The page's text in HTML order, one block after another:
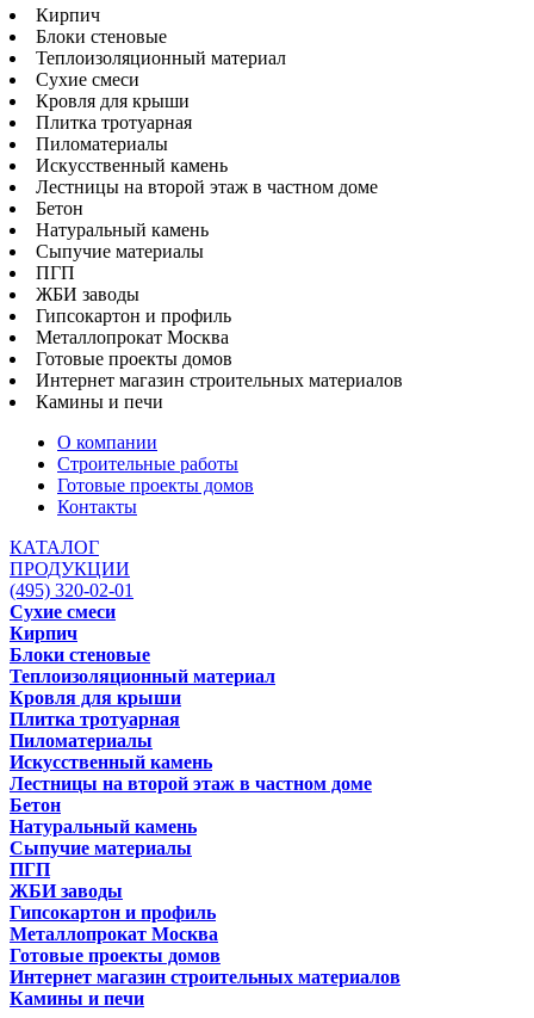
Кирпич
Блоки стеновые
Теплоизоляционный материал
Сухие смеси
Кровля для крыши
Плитка тротуарная
Пиломатериалы
Искусственный камень
Лестницы на второй этаж в частном доме
Бетон
Натуральный камень
Сыпучие материалы
ПГП
ЖБИ заводы
Гипсокартон и профиль
Металлопрокат Москва
Готовые проекты домов
Интернет магазин строительных материалов
Камины и печи
О компании
Строительные работы
Готовые проекты домов
Контакты
КАТАЛОГ
ПРОДУКЦИИ
(495) 320-02-01
Сухие смеси
Кирпич
Блоки стеновые
Теплоизоляционный материал
Кровля для крыши
Плитка тротуарная
Пиломатериалы
Искусственный камень
Лестницы на второй этаж в частном доме
Бетон
Натуральный камень
Сыпучие материалы
ПГП
ЖБИ заводы
Гипсокартон и профиль
Металлопрокат Москва
Готовые проекты домов
Интернет магазин строительных материалов
Камины и печи